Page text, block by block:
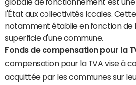
globale de fonctionnement est
l'État aux collectivités locales.
notamment établie en fonction de
superficie d'une commune.
Fonds de compensation pour la
compensation pour la TVA vise à
acquittée par les communes sur